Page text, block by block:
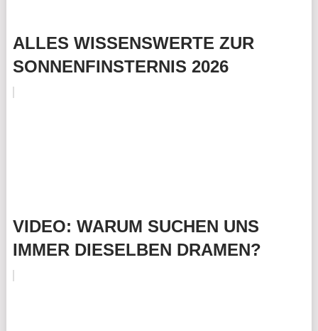
ALLES WISSENSWERTE ZUR
SONNENFINSTERNIS 2026
VIDEO: WARUM SUCHEN UNS
IMMER DIESELBEN DRAMEN?